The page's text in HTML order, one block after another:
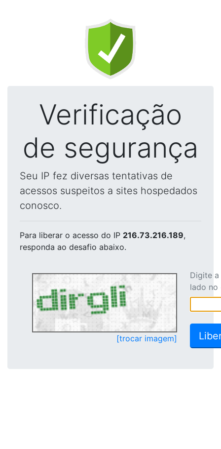
Verificação
de segurança
Seu IP fez diversas tentativas de
acessos suspeitos a sites hospedados
conosco.
Para liberar o acesso do IP 216.73.216.189,
responda ao desafio abaixo.
[trocar imagem]
Digite
lado no